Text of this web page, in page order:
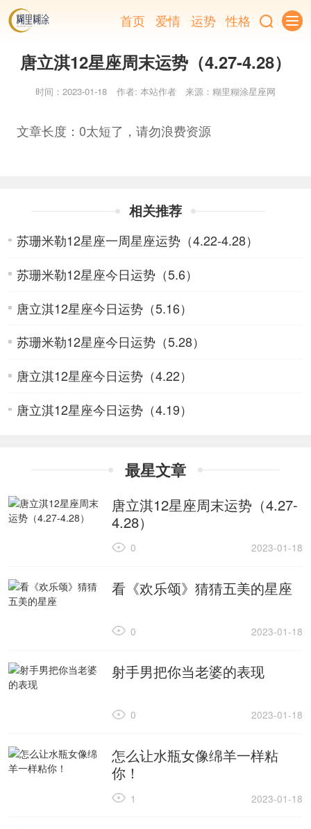
首页 爱情 运势 性格
唐立淇12星座周末运势（4.27-4.28）
时间：2023-01-18 作者: 本站作者 来源：糊里糊涂星座网
文章长度：0太短了，请勿浪费资源
相关推荐
苏珊米勒12星座一周星座运势（4.22-4.28）
苏珊米勒12星座今日运势（5.6）
唐立淇12星座今日运势（5.16）
苏珊米勒12星座今日运势（5.28）
唐立淇12星座今日运势（4.22）
唐立淇12星座今日运势（4.19）
最星文章
唐立淇12星座周末运势（4.27-
4.28）
2023-01-18
0
看《欢乐颂》猜猜五美的星座
2023-01-18
0
射手男把你当老婆的表现
2023-01-18
0
怎么让水瓶女像绵羊一样粘
你！
2023-01-18
1